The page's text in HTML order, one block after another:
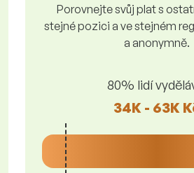
Porovnejte svůj plat s
stejné pozici a ve stejném
a anonymně.
80% lidí
34K - 63K